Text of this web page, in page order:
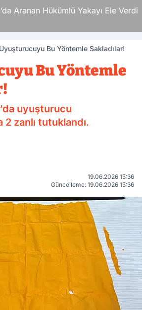
Aranan Hükümlü Yakayı Ele Verdi
Uyuşturucuyu Bu Yöntemle Sakladılar!
Bu Yöntemle
uyuşturucu
zanlı tutuklandı.
19.06.2026 15:36
Güncelleme: 19.06.2026 15:36